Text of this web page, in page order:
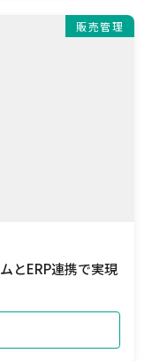
販売管理
とERP連携で実現